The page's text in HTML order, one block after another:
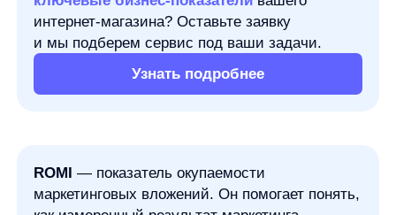
ROMI— показатель окупаемости
маркетинговых вложений. Он помогает понять,
как измеренный результат маркетинга
Маркетинг часто оценивают по косвенным
признакам: вырос трафик, стало больше заявок,